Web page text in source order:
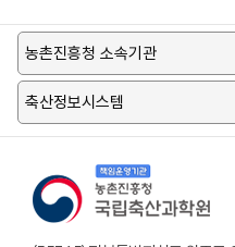
농촌진흥청 소속기관
축산정보시스템